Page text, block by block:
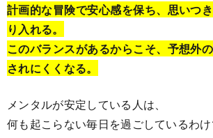
計画的な冒険で安心感を保ち、思いつ
り入れる。
このバランスがあるからこそ、予想外
されにくくなる。
メンタルが安定している人は、
何も起こらない毎日を過ごしているわけ